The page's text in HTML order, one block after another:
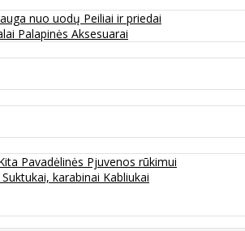
nuo uodų Peiliai ir priedai
Palapinės Aksesuarai
Pavadėlinės Pjuvenos rūkimui
Suktukai, karabinai Kabliukai